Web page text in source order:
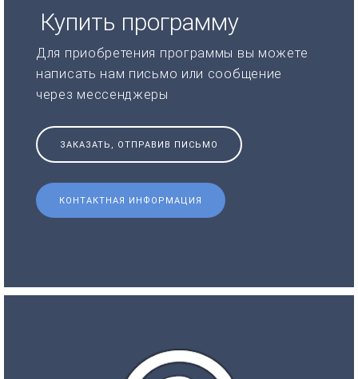
Купить программу
Для приобретения программы вы можете
написать нам письмо или сообщение
через мессенджеры
ЗАКАЗАТЬ, ОТПРАВИВ ПИСЬМО
КОНТАКТНАЯ ИНФОРМАЦИЯ